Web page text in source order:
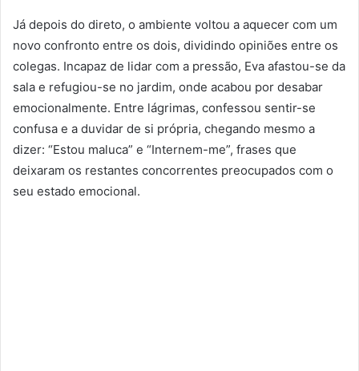
Já depois do direto, o ambiente voltou a aquecer com um
novo confronto entre os dois, dividindo opiniões entre os
colegas. Incapaz de lidar com a pressão, Eva afastou-se da
sala e refugiou-se no jardim, onde acabou por desabar
emocionalmente. Entre lágrimas, confessou sentir-se
confusa e a duvidar de si própria, chegando mesmo a
dizer: “Estou maluca” e “Internem-me”, frases que
deixaram os restantes concorrentes preocupados com o
seu estado emocional.